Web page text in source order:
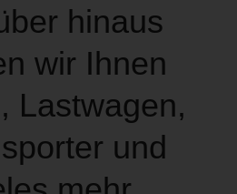
hinaus
wir Ihnen
Lastwagen,
und